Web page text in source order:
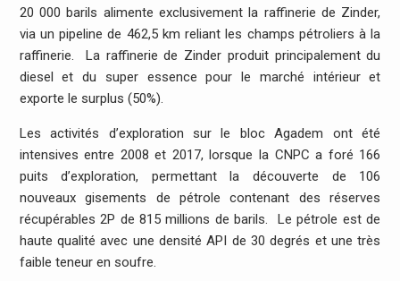
20 000 barils alimente exclusivement la raffinerie de Zinder,
via un pipeline de 462,5 km reliant les champs pétroliers à la
raffinerie. La raffinerie de Zinder produit principalement du
diesel et du super essence pour le marché intérieur et
exporte le surplus (50%).
Les activités d’exploration sur le bloc Agadem ont été
intensives entre 2008 et 2017, lorsque la CNPC a foré 166
puits d’exploration, permettant la découverte de 106
nouveaux gisements de pétrole contenant des réserves
récupérables 2P de 815 millions de barils. Le pétrole est de
haute qualité avec une densité API de 30 degrés et une très
faible teneur en soufre.